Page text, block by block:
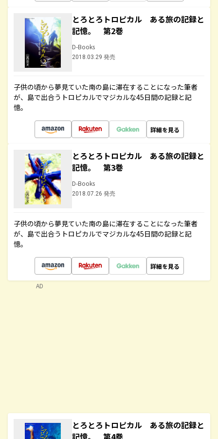
とろとろトロピカル ある旅の記録と
記憶。 第2巻
D-Books
2018.03.29 発売
子供の頃から夢見ていた南の島に滞在することになった筆者
が、島で出合うトロピカルでマジカルな45日間の記録と記
憶。
詳細を見る
とろとろトロピカル ある旅の記録と
記憶。 第3巻
D-Books
2018.07.26 発売
子供の頃から夢見ていた南の島に滞在することになった筆者
が、島で出合うトロピカルでマジカルな45日間の記録と記
憶。
詳細を見る
とろとろトロピカル ある旅の記録と
記憶。 第4巻
AD